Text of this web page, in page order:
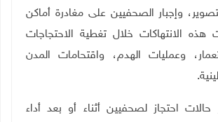
وإجبار الصحفيين على مغادرة أماكن
هذه الانتهاكات خلال تغطية الاحتجاجات
وعمليات الهدم، واقتحامات المدن
.
حالات احتجاز لصحفيين أثناء أو بعد أداء